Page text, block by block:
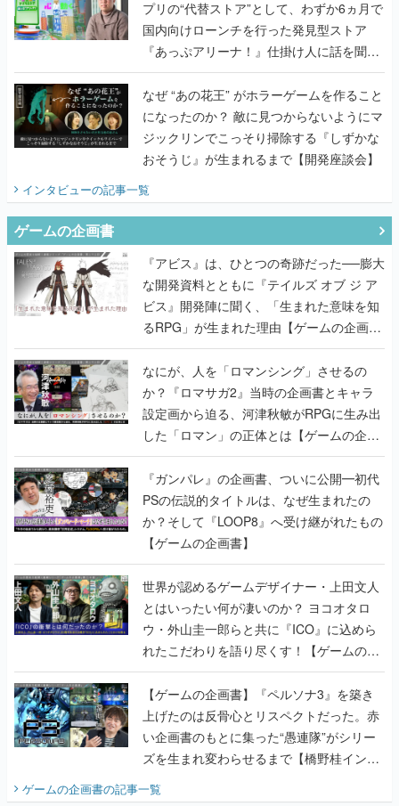
プリの“代替ストア”として、わずか6ヵ月で
国内向けローンチを行った発見型ストア
『あっぷアリーナ！』仕掛け人に話を聞い
てみた
なぜ “あの花王” がホラーゲームを作ること
になったのか？ 敵に見つからないようにマ
ジックリンでこっそり掃除する『しずかな
おそうじ』が生まれるまで【開発座談会】
インタビューの記事一覧
ゲームの企画書
『アビス』は、ひとつの奇跡だった──膨大
な開発資料とともに『テイルズ オブ ジ ア
ビス』開発陣に聞く、「生まれた意味を知
るRPG」が生まれた理由【ゲームの企画
書】
なにが、人を「ロマンシング」させるの
か？『ロマサガ2』当時の企画書とキャラ
設定画から迫る、河津秋敏がRPGに生み出
した「ロマン」の正体とは【ゲームの企画
書】
『ガンパレ』の企画書、ついに公開━初代
PSの伝説的タイトルは、なぜ生まれたの
か？そして『LOOP8』へ受け継がれたもの
【ゲームの企画書】
世界が認めるゲームデザイナー・上田文人
とはいったい何が凄いのか？ ヨコオタロ
ウ・外山圭一郎らと共に『ICO』に込めら
れたこだわりを語り尽くす！【ゲームの企
画書】
【ゲームの企画書】『ペルソナ3』を築き
上げたのは反骨心とリスペクトだった。赤
い企画書のもとに集った“愚連隊”がシリー
ズを生まれ変わらせるまで【橋野桂インタ
ゲームの企画書の記事一覧